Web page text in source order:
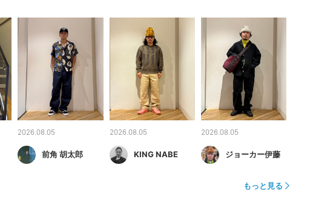
2026.08.05
前角 胡太郎
2026.08.05
KING NABE
2026.08.05
ジョーカー伊藤
もっと見る